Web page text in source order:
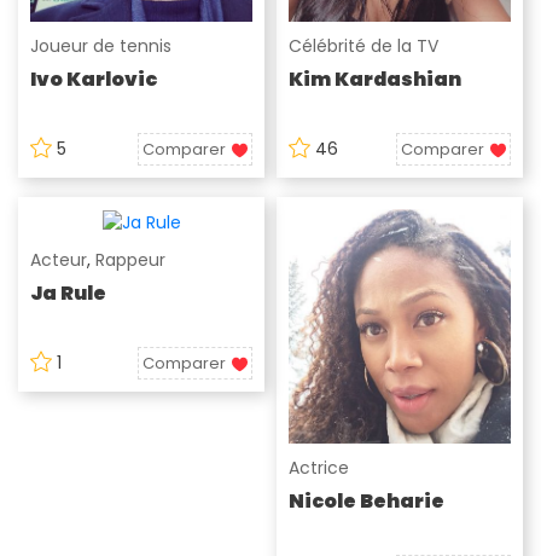
Joueur de tennis
Ivo Karlovic
5 Comparer
Célébrité de la TV
Kim Kardashian
46 Comparer
Acteur, Rappeur
Ja Rule
1 Comparer
Actrice
Nicole Beharie